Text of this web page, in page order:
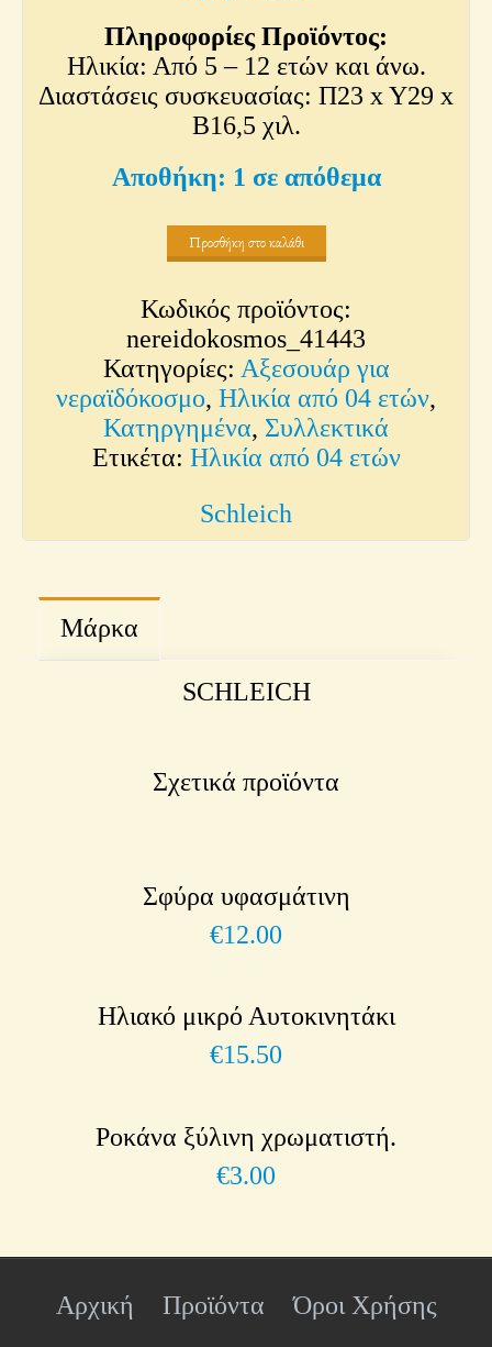
Πληροφορίες Προϊόντος:
Ηλικία: Από 5 – 12 ετών και άνω.
Διαστάσεις συσκευασίας: Π23 x Y29 x
Β16,5 χιλ.
1 σε απόθεμα
Προσθήκη στο καλάθι
Κωδικός προϊόντος:
nereidokosmos_41443
Κατηγορίες: Αξεσουάρ για
νεραϊδόκοσμο, Ηλικία από 04 ετών,
Κατηργημένα, Συλλεκτικά
Ετικέτα: Ηλικία από 04 ετών
Schleich
Μάρκα
SCHLEICH
Σχετικά προϊόντα
Σφύρα υφασμάτινη
€12.00
Ηλιακό μικρό Αυτοκινητάκι
€15.50
Ροκάνα ξύλινη χρωματιστή.
€3.00
Αρχική Προϊόντα
Όροι Χρήσης